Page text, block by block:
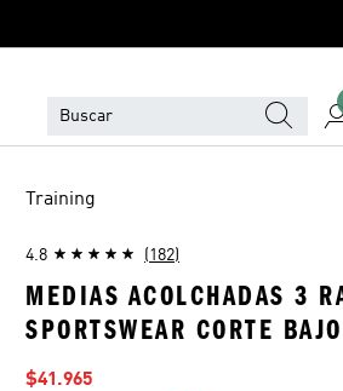
Training
4.8 (182)
MEDIAS ACOLCHADAS 3
SPORTSWEAR CORTE
Precio de venta
$41.965